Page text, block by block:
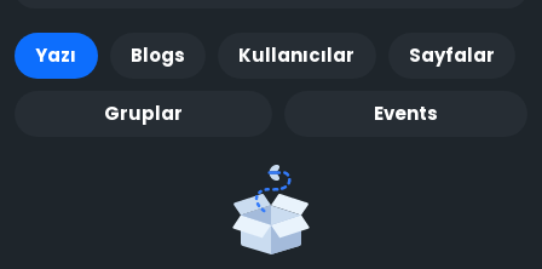
Yazı Blogs Kullanıcılar Sayfalar
Gruplar Events